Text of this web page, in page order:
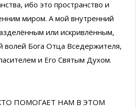
ибо это пространство и
миром. А мой внутренний
или искривлённым,
волей Бога Отца Вседержителя,
и Его Святым Духом.
ПОМОГАЕТ НАМ В ЭТОМ